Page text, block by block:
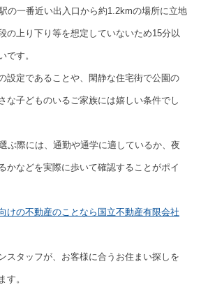
の一番近い出入口から約1.2kmの場所に立地
の上り下り等を想定していないため15分以
です。
設定であることや、閑静な住宅街で公園の
な子どものいるご家族には嬉しい条件でし
ぶ際には、通勤や通学に適しているか、夜
かなどを実際に歩いて確認することがポイ
けの不動産のことなら国立不動産有限会社
スタッフが、お客様に合うお住まい探しを
す。